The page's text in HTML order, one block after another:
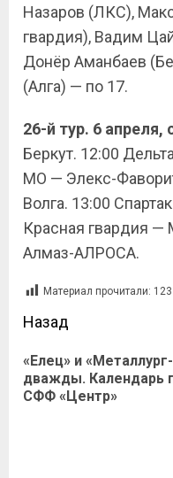
Назаров (ЛКС),
гвардия), Вадим
Донёр Аманбаев
(Алга) — по 17.
26-й тур. 6 апреля,
Беркут. 12:00
МО — Элекс-
Волга. 13:00
Красная гвардия
Алмаз-АЛРОСА.
Материал прочитали: 123
Назад
«Елец» и
дважды. Календарь
СФФ «Центр»